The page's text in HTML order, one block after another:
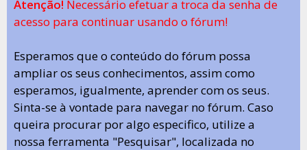
Atenção! Necessário efetuar a troca da senha de
acesso para continuar usando o fórum!
Esperamos que o conteúdo do fórum possa
ampliar os seus conhecimentos, assim como
esperamos, igualmente, aprender com os seus.
Sinta-se à vontade para navegar no fórum. Caso
queira procurar por algo especifico, utilize a
nossa ferramenta "Pesquisar", localizada no